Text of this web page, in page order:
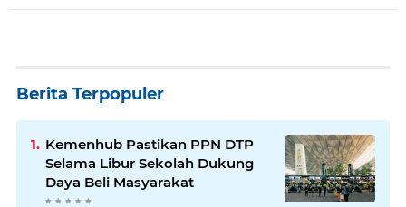
Berita Terpopuler
Kemenhub Pastikan PPN DTP
Selama Libur Sekolah Dukung
Daya Beli Masyarakat